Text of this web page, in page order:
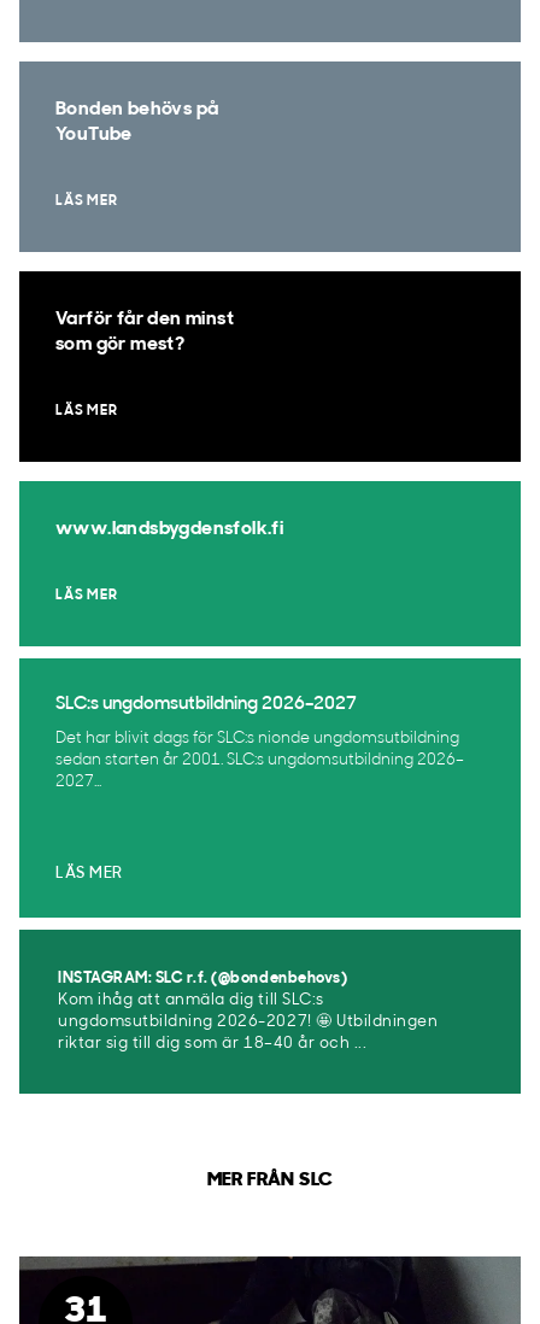
Bonden behövs på
YouTube
LÄS MER
Varför får den minst
som gör mest?
LÄS MER
www.landsbygdensfolk.fi
LÄS MER
SLC:s ungdomsutbildning 2026–2027
Det har blivit dags för SLC:s nionde ungdomsutbildning
sedan starten år 2001. SLC:s ungdomsutbildning 2026–
2027...
LÄS MER
INSTAGRAM: SLC r.f. (@bondenbehovs)
Kom ihåg att anmäla dig till SLC:s
ungdomsutbildning 2026-2027! 🤩 Utbildningen
riktar sig till dig som är 18–40 år och ...
MER FRÅN SLC
31